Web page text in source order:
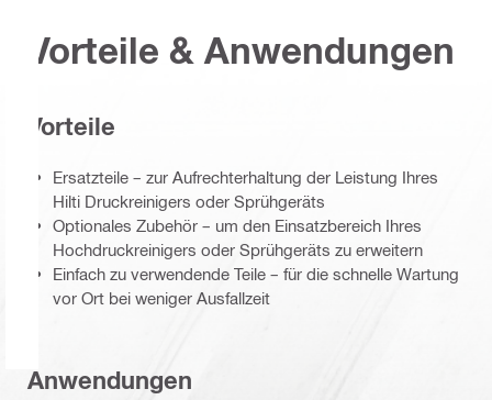
Vorteile & Anwendungen
Vorteile
Ersatzteile – zur Aufrechterhaltung der Leistung Ihres
Hilti Druckreinigers oder Sprühgeräts
Optionales Zubehör – um den Einsatzbereich Ihres
Hochdruckreinigers oder Sprühgeräts zu erweitern
Einfach zu verwendende Teile – für die schnelle Wartung
vor Ort bei weniger Ausfallzeit
Anwendungen